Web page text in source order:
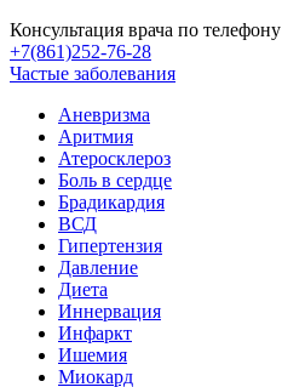
Консультация врача по телефону
+7(861)252-76-28
Частые заболевания
Аневризма
Аритмия
Атеросклероз
Боль в сердце
Брадикардия
ВСД
Гипертензия
Давление
Диета
Иннервация
Инфаркт
Ишемия
Миокард